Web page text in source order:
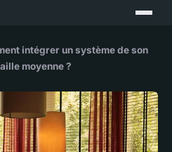
intégrer un système de son
moyenne ?